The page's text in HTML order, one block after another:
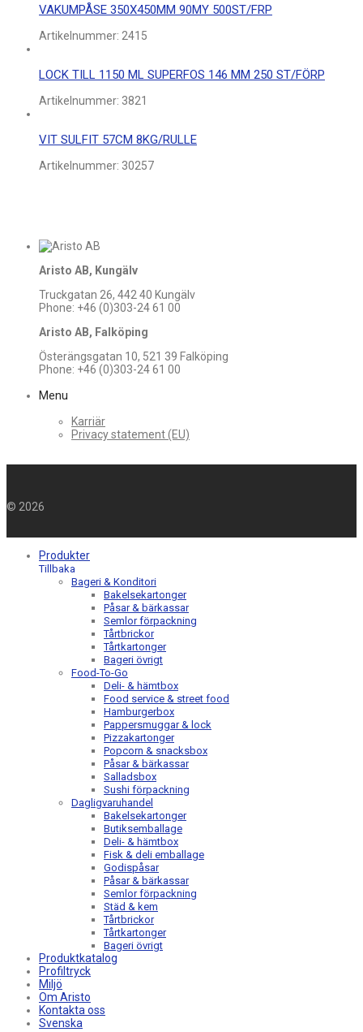
VAKUMPÅSE 350X450MM 90MY 500ST/FRP
Artikelnummer: 2415
LOCK TILL 1150 ML SUPERFOS 146 MM 250 ST/FÖRP
Artikelnummer: 3821
VIT SULFIT 57CM 8KG/RULLE
Artikelnummer: 30257
Aristo AB, Kungälv
Truckgatan 26, 442 40 Kungälv
Phone: +46 (0)303-24 61 00
Aristo AB, Falköping
Österängsgatan 10, 521 39 Falköping
Phone: +46 (0)303-24 61 00
Menu
Karriär
Privacy statement (EU)
© 2026
Produkter
Tillbaka
Bageri & Konditori
Bakelsekartonger
Påsar & bärkassar
Semlor förpackning
Tårtbrickor
Tårtkartonger
Bageri övrigt
Food-To-Go
Deli- & hämtbox
Food service & street food
Hamburgerbox
Pappersmuggar & lock
Pizzakartonger
Popcorn & snacksbox
Påsar & bärkassar
Salladsbox
Sushi förpackning
Dagligvaruhandel
Bakelsekartonger
Butiksemballage
Deli- & hämtbox
Fisk & deli emballage
Godispåsar
Påsar & bärkassar
Semlor förpackning
Städ & kem
Tårtbrickor
Tårtkartonger
Bageri övrigt
Produktkatalog
Profiltryck
Miljö
Om Aristo
Kontakta oss
Svenska